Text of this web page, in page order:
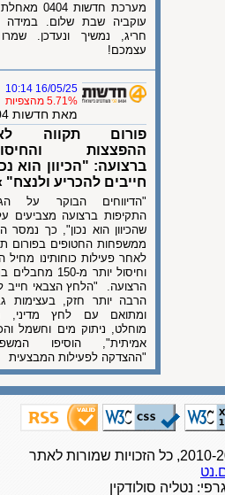
מערכת חדשות
עוקביה שבת שלום. במידה
חריג, נמשיך ונעדכן.
עצמכם!
16/05/25 10:14
5.71% מהצפיות
מאת חדשות 0404
פורום תקווה
ההפצצות
ברצועה: "הכיוון הוא
חייבים להכריע ולנצח"
"הדיווחים הבוקר על
התקיפות ברצועה מצביעים
שהכיוון הוא נכון", כך נמסר
ממשפחות החטופים בפורום
לאחר פעילות כוחותינו מחיל
וחיסול יותר מ-150
הרצועה. "הלחץ הצבאי חייב
הרבה יותר חזק, בעצימות
ומתואם עם לחץ מדיני,
מוחלט, ניתוק מים וחשמל
אמיתית", הוסיפו
"ההצדקה לפעילות המבצעית
נטליה סולודקין